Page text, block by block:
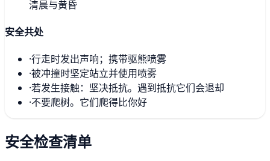
清晨与黄昏
安全共处
·行走时发出声响；携带驱熊喷雾
·被冲撞时坚定站立并使用喷雾
·若发生接触：坚决抵抗。遇到抵抗它们会退却
·不要爬树。它们爬得比你好
安全检查清单